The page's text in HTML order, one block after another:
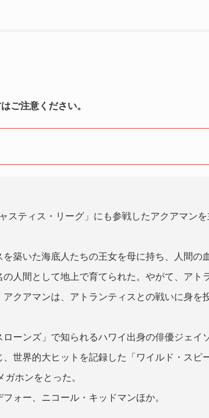
ご注意ください。
スティス・リーグ」にも参戦したアクアマンを
築いた海底人たちの王女を母に持ち、人間の
人間として地上で育てられた。やがて、アト
クアマンは、アトランティスとの戦いに身を
ーンズ」で知られるハワイ出身の俳優ジェイ
世界的大ヒットを記録した「ワイルド・スピ
ホンをとった。
ォー、ニコール・キッドマンほか。